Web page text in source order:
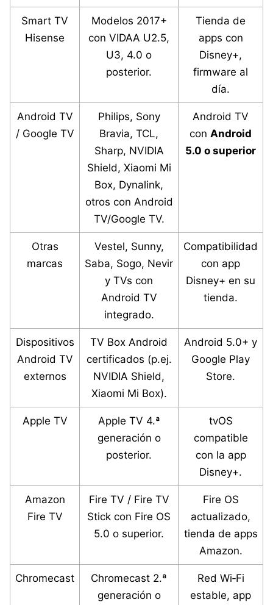
experiencia del usuario. Al continuar usando
las cookies de acuerdo con nuestra Política de
Leer más
Smart TV
Hisense
Modelos 2017+
con VIDAA U2.5,
U3, 4.0 o
posterior.
Tienda de
apps con
Disney+,
firmware al
día.
Android TV
/ Google TV
Philips, Sony
Bravia, TCL,
Sharp, NVIDIA
Shield, Xiaomi Mi
Box, Dynalink,
otros con Android
TV/Google TV.
Android TV
con Android
5.0 o superior
Otras
marcas
Vestel, Sunny,
Saba, Sogo, Nevir
y TVs con
Android TV
integrado.
Compatibilidad
con app
Disney+ en su
tienda.
Dispositivos
Android TV
externos
TV Box Android
certificados (p.ej.
NVIDIA Shield,
Xiaomi Mi Box).
Android 5.0+ y
Google Play
Store.
Apple TV
Apple TV 4.ª
generación o
posterior.
tvOS
compatible
con la app
Disney+.
Amazon
Fire TV
Fire TV / Fire TV
Stick con Fire OS
5.0 o superior.
Fire OS
actualizado,
tienda de apps
Amazon.
Chromecast
Chromecast 2.ª
generación o
Red Wi‑Fi
estable, app